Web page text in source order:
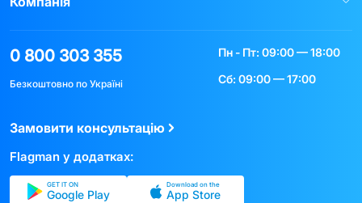
0 800 303 355
Безкоштовно по Україні
Пн - Пт: 09:00 — 18:00
Сб: 09:00 — 17:00
Замовити консультацію
Flagman у додатках:
GET IT ON
Google Play
Download on the
App Store